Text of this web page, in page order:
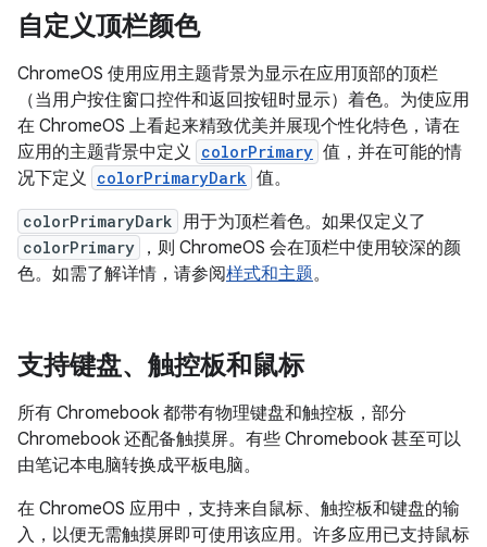
自定义顶栏颜色
ChromeOS 使用应用主题背景为显示在应用顶部的顶栏
（当用户按住窗口控件和返回按钮时显示）着色。为使应用
在 ChromeOS 上看起来精致优美并展现个性化特色，请在
应用的主题背景中定义
colorPrimary 值，并在可能的情
况下定义
colorPrimaryDark 值。
colorPrimaryDark 用于为顶栏着色。如果仅定义了
colorPrimary
，则 ChromeOS 会在顶栏中使用较深的颜
色。如需了解详情，请参阅样式和主题。
支持键盘、触控板和鼠标
所有 Chromebook 都带有物理键盘和触控板，部分
Chromebook 还配备触摸屏。有些 Chromebook 甚至可以
由笔记本电脑转换成平板电脑。
在 ChromeOS 应用中，支持来自鼠标、触控板和键盘的输
入，以便无需触摸屏即可使用该应用。许多应用已支持鼠标